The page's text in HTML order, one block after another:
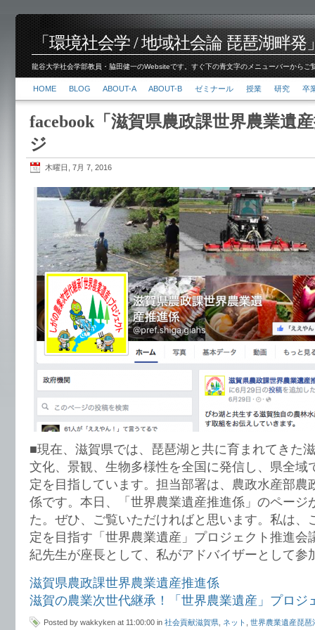
「環境社会学 / 地域社会論 琵琶湖畔発
龍谷大学社会学部教員・脇田健一のWebsiteです。すぐ下の青文字のメニューバーから
HOME BLOG ABOUT-A ABOUT-B ゼミナール 授業 研究 卒
facebook「滋賀県農政課世界農業遺
ジ
木曜日, 7月 7, 2016
■現在、滋賀県では、琵琶湖と共に育まれてきた
文化、景観、生物多様性を全国に発信し、県全域
定を目指しています。担当部署は、農政水産部農
係です。本日、「世界農業遺産推進係」のページ
た。ぜひ、ご覧いただければと思います。私は、
定を目指す「世界農業遺産」プロジェクト推進会
紀先生が座長として、私がアドバイザーとして参
滋賀県農政課世界農業遺産推進係
滋賀の農業次世代継承！「世界農業遺産」プロジ
Posted by wakkyken at 11:00:00 in 社会貢献滋賀県 ネット 世界農業遺産琵琶